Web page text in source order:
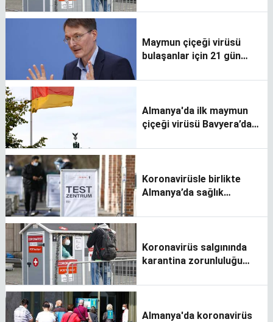
Maymun çiçeği virüsü
bulaşanlar için 21 gün
Almanya'da ilk maymun
çiçeği virüsü Bavyera’da
Koronavirüsle birlikte
Almanya’da sağlık
Koronavirüs salgınında
karantina zorunluluğu
Almanya'da koronavirüs